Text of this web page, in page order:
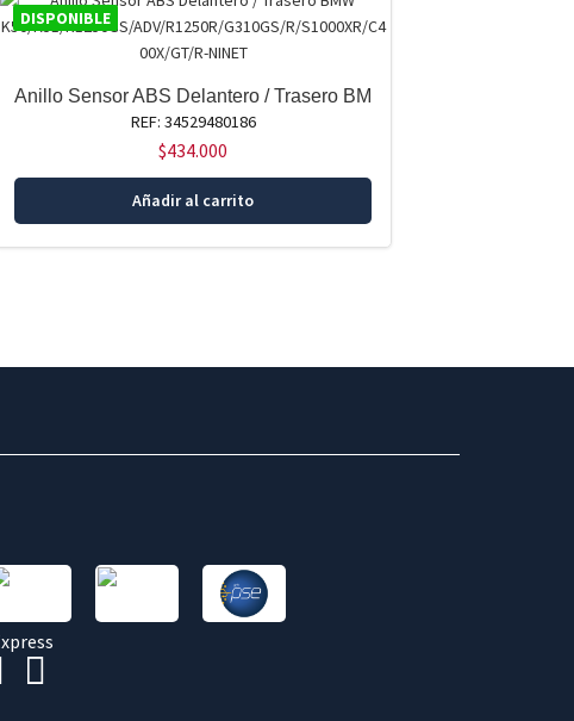
DISPONIBLE
Anillo Sensor ABS Delantero / Trasero BM
REF: 34529480186
$434.000
Añadir al carrito